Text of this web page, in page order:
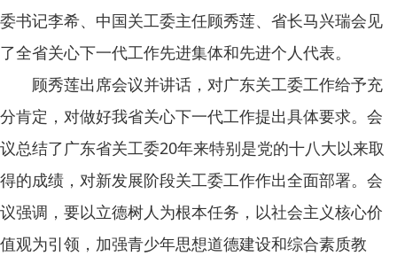
委书记李希、中国关工委主任顾秀莲、省长马兴瑞会见
了全省关心下一代工作先进集体和先进个人代表。
顾秀莲出席会议并讲话，对广东关工委工作给予充
分肯定，对做好我省关心下一代工作提出具体要求。会
议总结了广东省关工委20年来特别是党的十八大以来取
得的成绩，对新发展阶段关工委工作作出全面部署。会
议强调，要以立德树人为根本任务，以社会主义核心价
值观为引领，加强青少年思想道德建设和综合素质教